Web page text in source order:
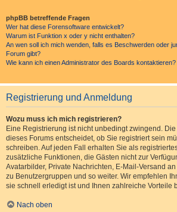
phpBB betreffende Fragen
Wer hat diese Forensoftware entwickelt?
Warum ist Funktion x oder y nicht enthalten?
An wen soll ich mich wenden, falls es Beschwerden oder
Forum gibt?
Wie kann ich einen Administrator des Boards kontaktieren?
Registrierung und Anmeldung
Wozu muss ich mich registrieren?
Eine Registrierung ist nicht unbedingt zwingend.
dieses Forums entscheidet, ob Sie registriert sein
schreiben. Auf jeden Fall erhalten Sie als
zusätzliche Funktionen, die Gästen nicht zur
Avatarbilder, Private Nachrichten, E-Mail-Versand
zu Benutzergruppen und so weiter. Wir empfehlen
sie schnell erledigt ist und Ihnen zahlreiche Vorteile
Nach oben